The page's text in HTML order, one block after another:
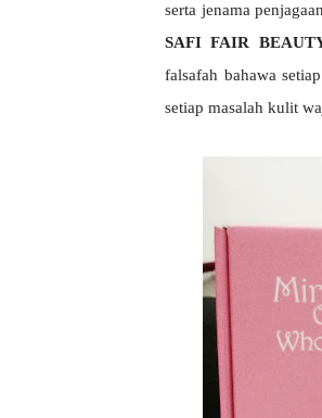
serta jenama
SAFI FAIR
falsafah bahawa
setiap masalah kulit